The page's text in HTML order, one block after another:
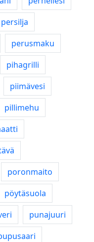
persilja
perusmaku
pihagrilli
piimävesi
pillimehu
poronmaito
pöytäsuola
punajuuri